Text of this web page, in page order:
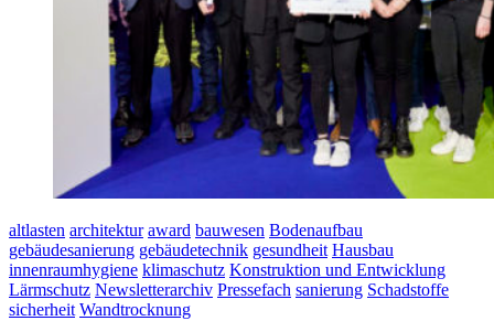
altlasten architektur award bauwesen Bodenaufbau
gebäudesanierung gebäudetechnik gesundheit Hausbau
innenraumhygiene klimaschutz Konstruktion und Entwicklung
Lärmschutz Newsletterarchiv Pressefach sanierung Schadstoffe
sicherheit Wandtrocknung